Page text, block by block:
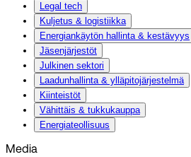
Legal tech
Kuljetus & logistiikka
Energiankäytön hallinta & kestävyys
Jäsenjärjestöt
Julkinen sektori
Laadunhallinta & ylläpitojärjestelmä
Kiinteistöt
Vähittäis & tukkukauppa
Energiateollisuus
Media